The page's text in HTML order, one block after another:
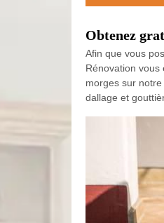
Obtenez
Afin que vous
Rénovation
morges sur
dallage et